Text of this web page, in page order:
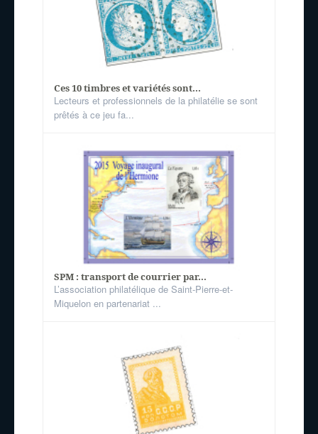
Ces 10 timbres et variétés sont...
Lecteurs et professionnels de la philatélie se sont
prêtés à ce jeu fa...
SPM : transport de courrier par...
L’association philatélique de Saint-Pierre-et-
Miquelon en partenariat ...